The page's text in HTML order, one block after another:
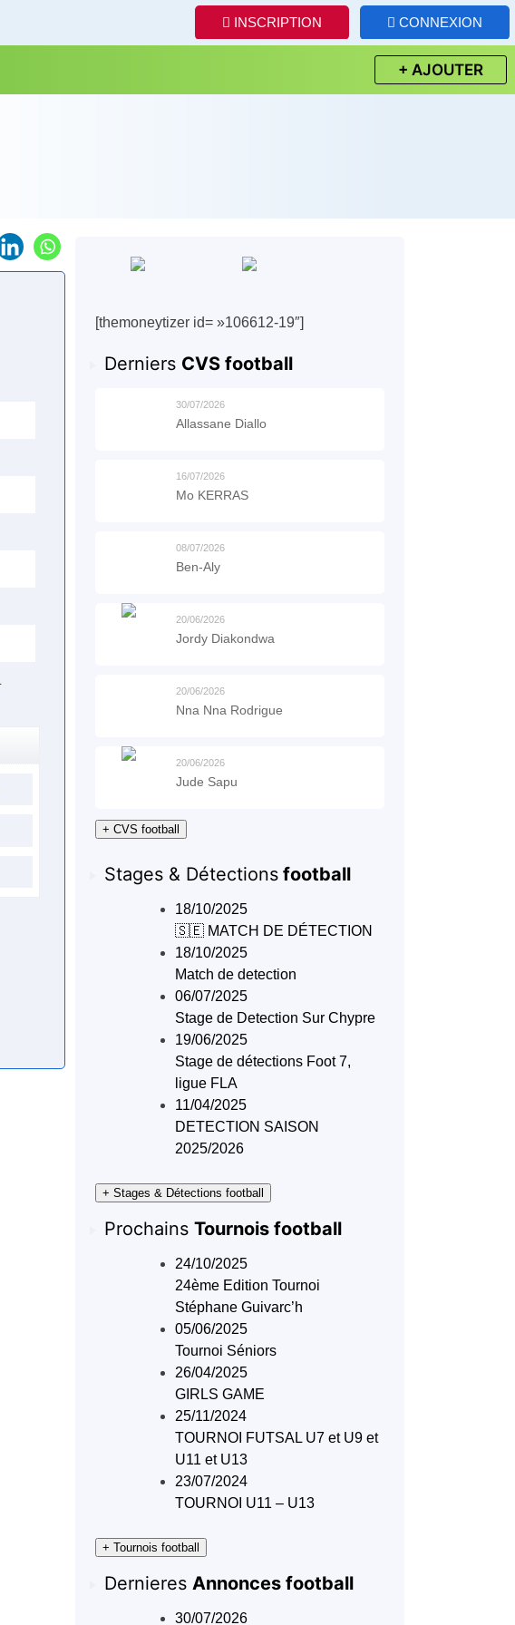
INSCRIPTION CONNEXION
+ AJOUTER
[themoneytizer id= »106612-19″]
Derniers CVS football
30/07/2026
Allassane Diallo
16/07/2026
Mo KERRAS
08/07/2026
Ben-Aly
20/06/2026
Jordy Diakondwa
20/06/2026
Nna Nna Rodrigue
20/06/2026
Jude Sapu
+ CVS football
Stages & Détections football
18/10/2025
🇸🇪 MATCH DE DÉTECTION
18/10/2025
Match de detection
06/07/2025
Stage de Detection Sur Chypre
19/06/2025
Stage de détections Foot 7,
ligue FLA
11/04/2025
DETECTION SAISON
2025/2026
+ Stages & Détections football
Prochains Tournois football
24/10/2025
24ème Edition Tournoi
Stéphane Guivarc’h
05/06/2025
Tournoi Séniors
26/04/2025
GIRLS GAME
25/11/2024
TOURNOI FUTSAL U7 et U9 et
U11 et U13
23/07/2024
TOURNOI U11 – U13
+ Tournois football
Dernieres Annonces football
30/07/2026